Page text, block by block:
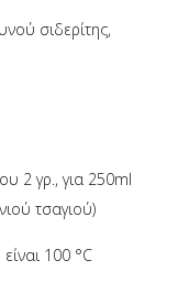
σιδερίτης,
2 γρ., για 250ml
τσαγιού)
100 °C